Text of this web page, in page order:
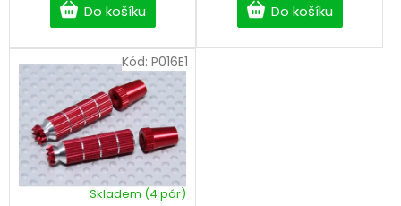
Do košíku Do košíku
Skladem (4 pár)
Kód: P016E1